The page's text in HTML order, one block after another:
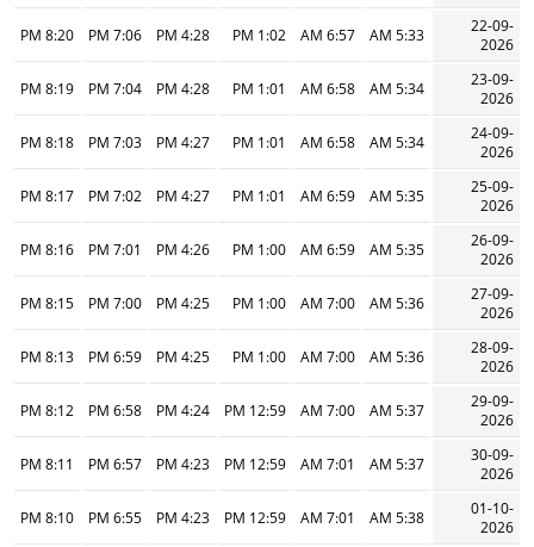
22-09-
2026
5:33 AM
6:57 AM
1:02 PM
4:28 PM
7:06 PM
8:20 PM
23-09-
2026
5:34 AM
6:58 AM
1:01 PM
4:28 PM
7:04 PM
8:19 PM
24-09-
2026
5:34 AM
6:58 AM
1:01 PM
4:27 PM
7:03 PM
8:18 PM
25-09-
2026
5:35 AM
6:59 AM
1:01 PM
4:27 PM
7:02 PM
8:17 PM
26-09-
2026
5:35 AM
6:59 AM
1:00 PM
4:26 PM
7:01 PM
8:16 PM
27-09-
2026
5:36 AM
7:00 AM
1:00 PM
4:25 PM
7:00 PM
8:15 PM
28-09-
2026
5:36 AM
7:00 AM
1:00 PM
4:25 PM
6:59 PM
8:13 PM
29-09-
2026
5:37 AM
7:00 AM
12:59 PM
4:24 PM
6:58 PM
8:12 PM
30-09-
2026
5:37 AM
7:01 AM
12:59 PM
4:23 PM
6:57 PM
8:11 PM
01-10-
2026
5:38 AM
7:01 AM
12:59 PM
4:23 PM
6:55 PM
8:10 PM